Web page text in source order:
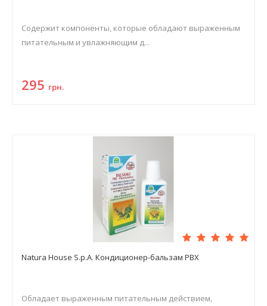
Содержит компоненты, которые обладают выраженным
питательным и увлажняющим д...
295 грн.
Natura House S.p.A. Кондиционер-бальзам РВХ
Обладает выраженным питательным действием,